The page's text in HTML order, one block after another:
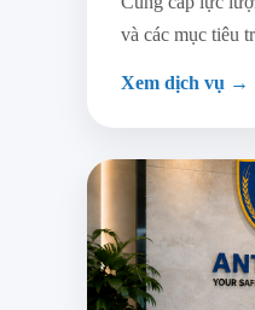
và các mục tiêu
Xem dịch vụ →